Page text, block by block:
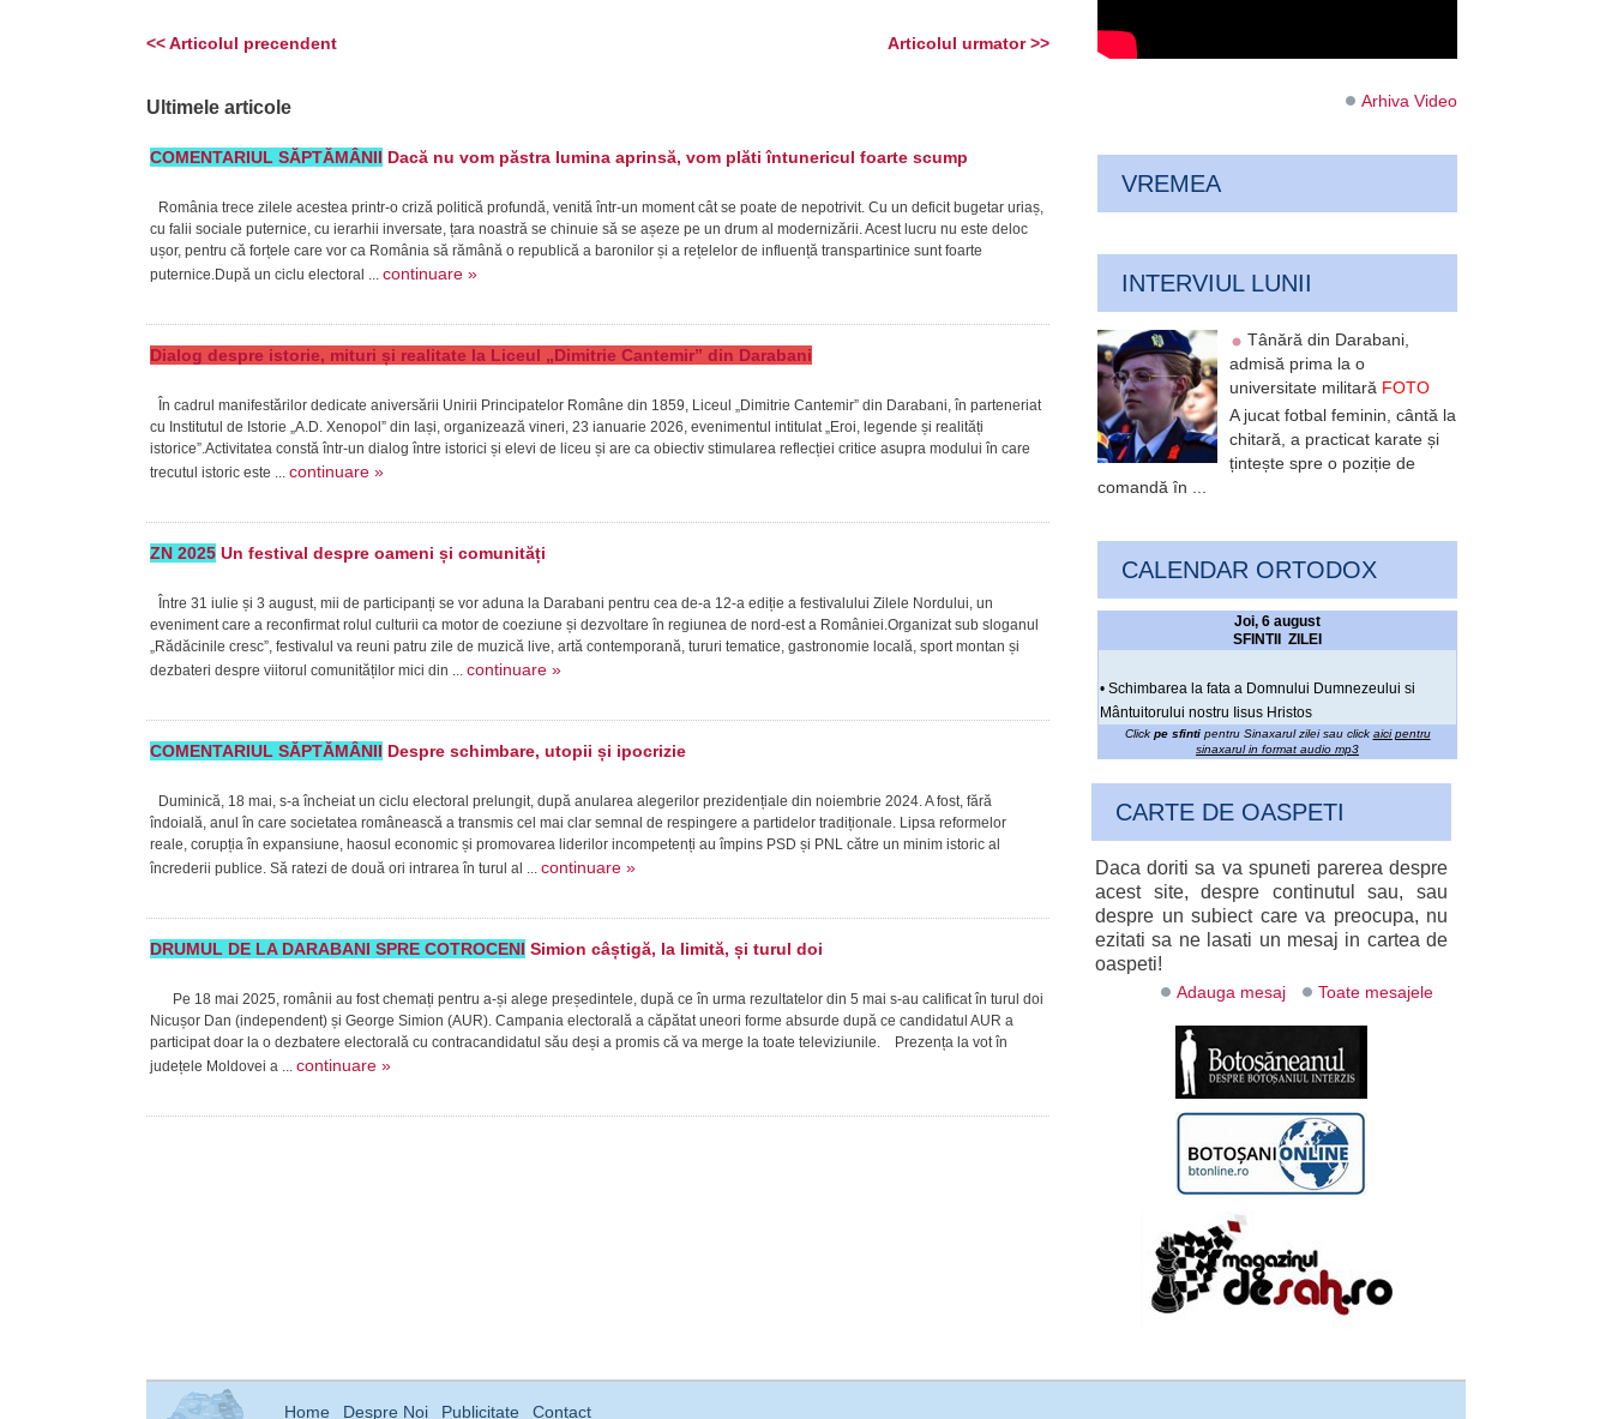
Articolul urmator >>
<< Articolul precendent
Ultimele articole
COMENTARIUL SĂPTĂMÂNII Dacă nu vom păstra lumina aprinsă, vom plăti întunericul foarte scump
România trece zilele acestea printr-o criză politică profundă, venită într-un moment cât se poate de nepotrivit. Cu un deficit bugetar uriaș,
cu falii sociale puternice, cu ierarhii inversate, țara noastră se chinuie să se așeze pe un drum al modernizării. Acest lucru nu este deloc
ușor, pentru că forțele care vor ca România să rămână o republică a baronilor și a rețelelor de influență transpartinice sunt foarte
puternice.După un ciclu electoral ... continuare »
Dialog despre istorie, mituri și realitate la Liceul „Dimitrie Cantemir” din Darabani
În cadrul manifestărilor dedicate aniversării Unirii Principatelor Române din 1859, Liceul „Dimitrie Cantemir” din Darabani, în parteneriat
cu Institutul de Istorie „A.D. Xenopol” din Iași, organizează vineri, 23 ianuarie 2026, evenimentul intitulat „Eroi, legende și realități
istorice”.Activitatea constă într-un dialog între istorici și elevi de liceu și are ca obiectiv stimularea reflecției critice asupra modului în care
trecutul istoric este ... continuare »
ZN 2025 Un festival despre oameni și comunități
Între 31 iulie și 3 august, mii de participanți se vor aduna la Darabani pentru cea de-a 12-a ediție a festivalului Zilele Nordului, un
eveniment care a reconfirmat rolul culturii ca motor de coeziune și dezvoltare în regiunea de nord-est a României.Organizat sub sloganul
„Rădăcinile cresc”, festivalul va reuni patru zile de muzică live, artă contemporană, tururi tematice, gastronomie locală, sport montan și
dezbateri despre viitorul comunităților mici din ... continuare »
COMENTARIUL SĂPTĂMÂNII Despre schimbare, utopii și ipocrizie
Duminică, 18 mai, s-a încheiat un ciclu electoral prelungit, după anularea alegerilor prezidențiale din noiembrie 2024. A fost, fără
îndoială, anul în care societatea românească a transmis cel mai clar semnal de respingere a partidelor tradiționale. Lipsa reformelor
reale, corupția în expansiune, haosul economic și promovarea liderilor incompetenți au împins PSD și PNL către un minim istoric al
încrederii publice. Să ratezi de două ori intrarea în turul al ... continuare »
DRUMUL DE LA DARABANI SPRE COTROCENI Simion câștigă, la limită, și turul doi
Pe 18 mai 2025, românii au fost chemați pentru a-și alege președintele, după ce în urma rezultatelor din 5 mai s-au calificat în turul doi
Nicușor Dan (independent) și George Simion (AUR). Campania electorală a căpătat uneori forme absurde după ce candidatul AUR a
participat doar la o dezbatere electorală cu contracandidatul său deși a promis că va merge la toate televiziunile. Prezența la vot în
județele Moldovei a ... continuare »
Arhiva Video
VREMEA
INTERVIUL LUNII
Tânără din Darabani,
admisă prima la o
universitate militară FOTO
A jucat fotbal feminin, cântă la
chitară, a practicat karate și
țintește spre o poziție de
comandă în ...
CALENDAR ORTODOX
Joi, 6 august
SFINTII ZILEI
• Schimbarea la fata a Domnului Dumnezeului si
Mântuitorului nostru Iisus Hristos
Click pe sfintipentru Sinaxarul zilei sau click aici pentru
sinaxarul in format audio mp3
CARTE DE OASPETI
Daca doriti sa va spuneti parerea despre
acest site, despre continutul sau, sau
despre un subiect care va preocupa, nu
ezitati sa ne lasati un mesaj in cartea de
oaspeti!
Adauga mesaj Toate mesajele
Home Despre Noi Publicitate Contact